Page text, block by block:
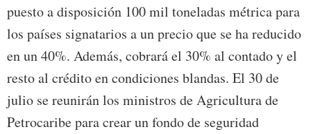
puesto a disposición 100 mil toneladas métrica para
los países signatarios a un precio que se ha reducido
en un 40%. Además, cobrará el 30% al contado y el
resto al crédito en condiciones blandas. El 30 de
julio se reunirán los ministros de Agricultura de
Petrocaribe para crear un fondo de seguridad